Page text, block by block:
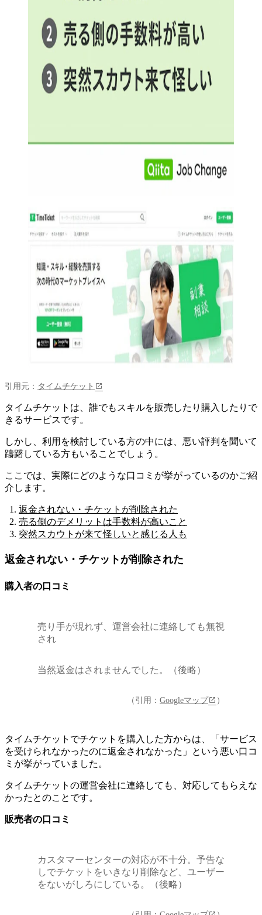
引用元： タイムチケット
タイムチケットは、 誰でもスキルを販売したり購入したりで
きるサービスです。
しかし、利用を検討している方の中には、悪い評判を聞いて
躊躇している方もいることでしょう。
ここでは、実際にどのような口コミが挙がっているのかご紹
介します。
返金されない・チケットが削除された
売る側のデメリットは手数料が高いこと
突然スカウトが来て怪しいと感じる人も
返金されない・チケットが削除された
購入者の口コミ
売り手が現れず、運営会社に連絡しても無視
され
当然返金はされませんでした。（後略）
（引用： Googleマップ ）
タイムチケットでチケットを購入した方からは、
「サービス
を受けられなかったのに返金されなかった」という悪い口コ
ミが挙がっていました 。
タイムチケットの運営会社に連絡しても、対応してもらえな
かったとのことです。
販売者の口コミ
カスタマーセンターの対応が不十分。予告な
しでチケットをいきなり削除など、ユーザー
をないがしろにしている。（後略）